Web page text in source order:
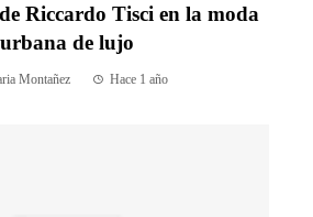
Riccardo Tisci en la moda
urbana de lujo
Montañez Hace 1 año